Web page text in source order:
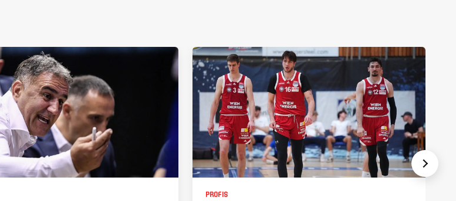
PROFIS